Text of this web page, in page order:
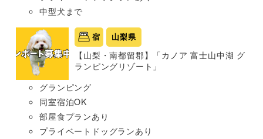
中型犬まで
宿 山梨県
【山梨・南都留郡】「カノア 富士山中湖 グ
ランピングリゾート」
グランピング
同室宿泊OK
部屋食プランあり
プライベートドッグランあり